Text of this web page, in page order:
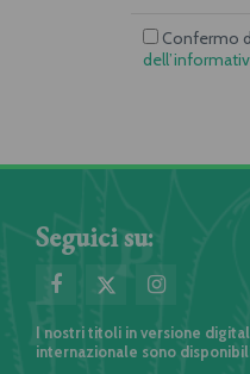
Confermo
Seguici su:
I nostri titoli in versione
internazionale sono